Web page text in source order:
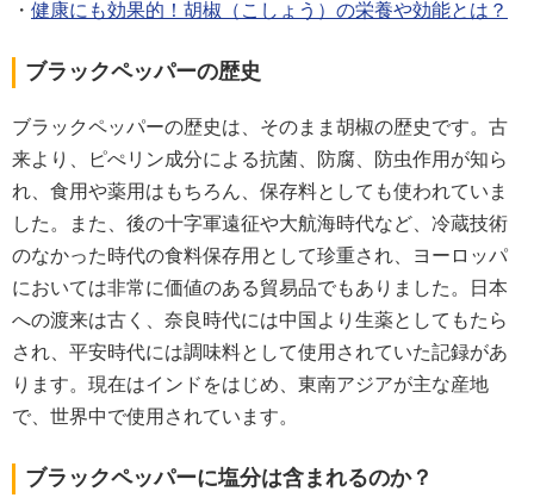
・ 健康にも効果的！胡椒（こしょう）の栄養や効能とは？
ブラックペッパーの歴史
ブラックペッパーの歴史は、そのまま胡椒の歴史です。古
来より、ピぺリン成分による抗菌、防腐、防虫作用が知ら
れ、食用や薬用はもちろん、保存料としても使われていま
した。また、後の十字軍遠征や大航海時代など、冷蔵技術
のなかった時代の食料保存用として珍重され、ヨーロッパ
においては非常に価値のある貿易品でもありました。日本
への渡来は古く、奈良時代には中国より生薬としてもたら
され、平安時代には調味料として使用されていた記録があ
ります。現在はインドをはじめ、東南アジアが主な産地
で、世界中で使用されています。
ブラックペッパーに塩分は含まれるのか？